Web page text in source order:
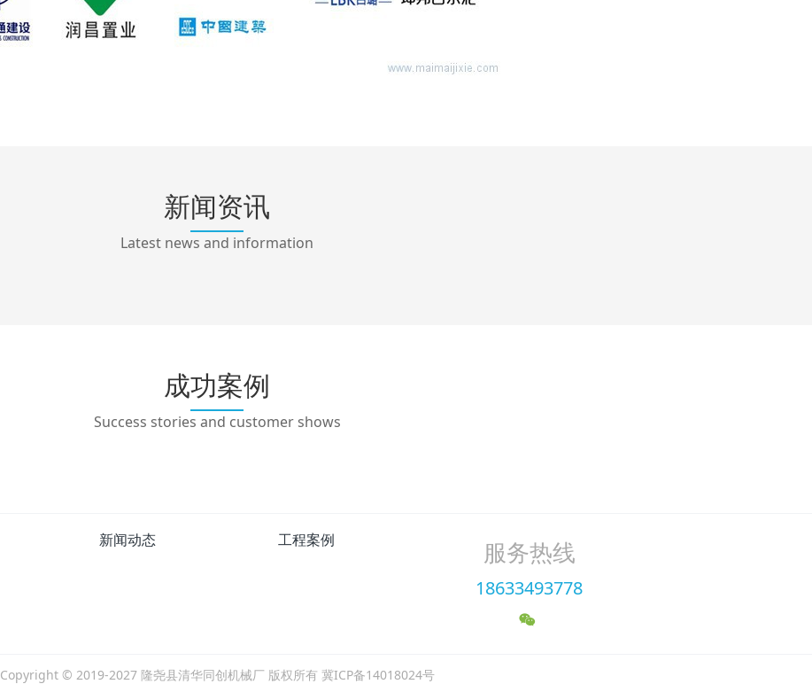
新闻资讯
Latest news and information
成功案例
Success stories and customer shows
新闻动态 工程案例 服务热线
18633493778
Copyright © 2019-2027 隆尧县清华同创机械厂 版权所有 冀ICP备14018024号